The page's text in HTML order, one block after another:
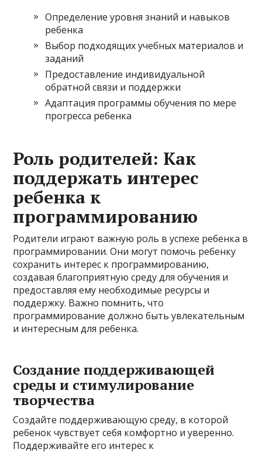
Определение уровня знаний и навыков
ребенка
Выбор подходящих учебных материалов и
заданий
Предоставление индивидуальной
обратной связи и поддержки
Адаптация программы обучения по мере
прогресса ребенка
Роль родителей: Как
поддержать интерес
ребенка к
программированию
Родители играют важную роль в успехе ребенка в
программировании. Они могут помочь ребенку
сохранить интерес к программированию,
создавая благоприятную среду для обучения и
предоставляя ему необходимые ресурсы и
поддержку. Важно помнить, что
программирование должно быть увлекательным
и интересным для ребенка.
Создание поддерживающей
среды и стимулирование
творчества
Создайте поддерживающую среду, в которой
ребенок чувствует себя комфортно и уверенно.
Поддерживайте его интерес к